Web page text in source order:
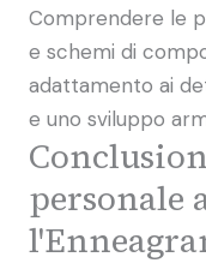
Comprendere le
e schemi di
adattamento ai
e uno sviluppo
personale